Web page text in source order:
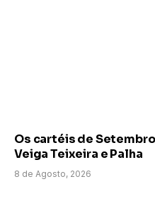
Os cartéis de
Veiga Teixeira e Palha
8 de Agosto, 2026